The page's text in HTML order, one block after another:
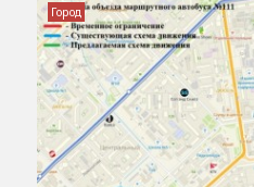
Город